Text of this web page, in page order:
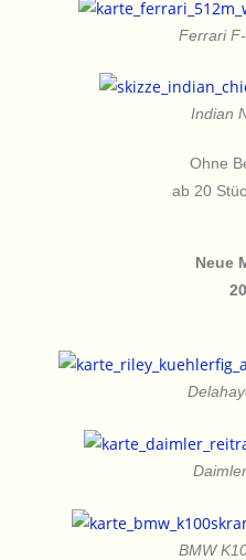
Ferrari
Indian
Ohne
ab 20
Neue
BMW